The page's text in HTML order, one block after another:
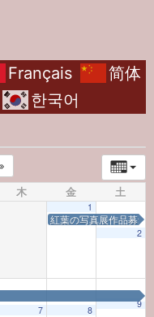
Français
简体
한국어
木 金 土
1
紅葉の写真展作品募集
2
7 8
9